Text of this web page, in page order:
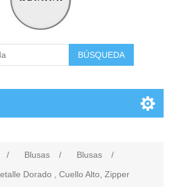
/ Blusas / Blusas
/
Dorado , Cuello Alto, Zipper